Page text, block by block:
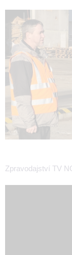
Zpravodajství TV